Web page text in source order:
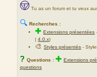
Tu as un forum et tu veux
🔍 Recherches :
✚Extensions présentées
|4.0.x)
🎨Styles présentés -
? Questions : ✚ Extensions
questions